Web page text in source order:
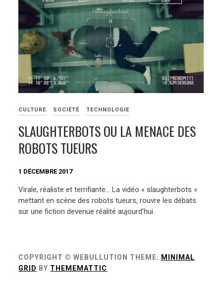
CULTURE SOCIÉTÉ TECHNOLOGIE
SLAUGHTERBOTS OU LA MENACE DES
ROBOTS TUEURS
1 DÉCEMBRE 2017
Virale, réaliste et terrifiante… La vidéo « slaughterbots »
mettant en scène des robots tueurs, rouvre les débats
sur une fiction devenue réalité aujourd’hui.
COPYRIGHT © WEBULLUTION THEME: MINIMAL
GRID BY THEMEMATTIC